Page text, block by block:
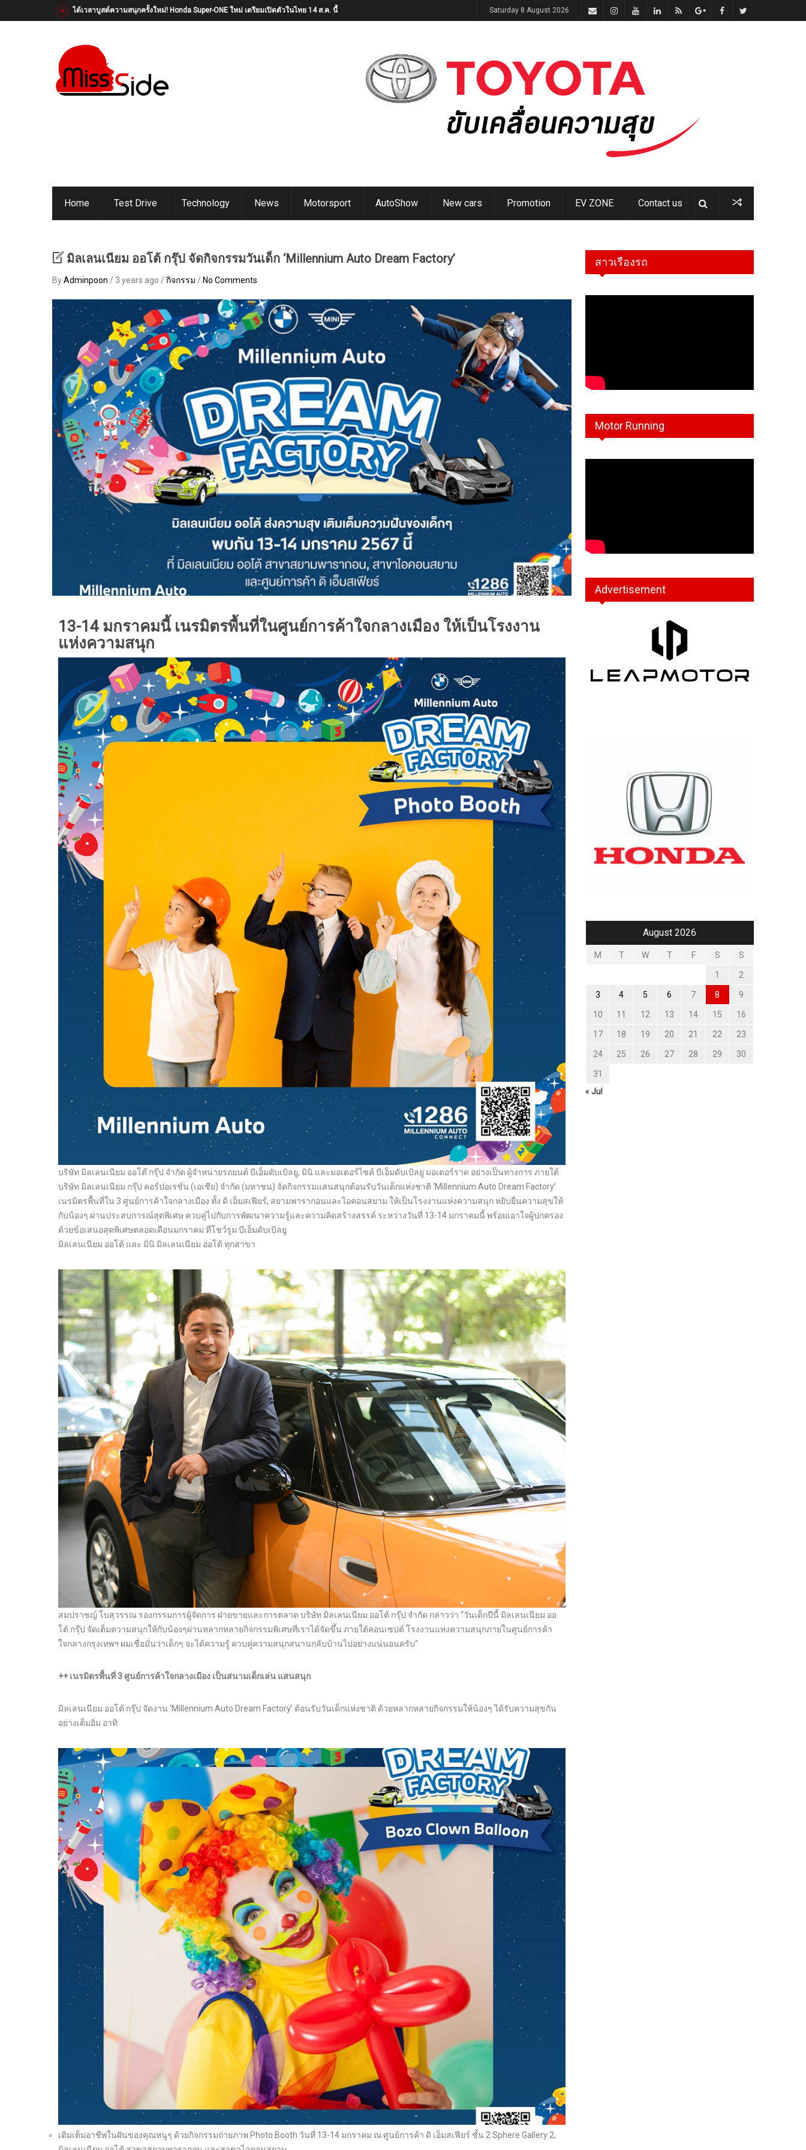
GWM เปิดตัว “MY WEY” คอมมูนิตี้เอกสิทธิ์สำหรับเจ้าของ WEY G9 Saturday 8 August 2026
Home Test Drive Technology News Motorsport AutoShow New cars Promotion EV ZONE Contact us
มิลเลนเนียม ออโต้ กรุ๊ป จัดกิจกรรมวันเด็ก ‘Millennium Auto Dream Factory’
ByAdminpoon / 3 years ago /กิจกรรม / No Comments
13-14 มกราคมนี้ เนรมิตรพื้นที่ในศูนย์การค้าใจกลางเมือง ให้เป็นโรงงาน
แห่งความสนุก
บริษัท มิลเลนเนียม ออโต๊ กรุ๊ป จำกัด ผู้จำหน่ายรถยนต์ บีเอ็มดับเบิลยู, มินิ และมอเตอร์ไซค์ บีเอ็มดับเบิลยู มอเตอร์ราด อย่างเป็นทางการ ภายใต้
บริษัท มิลเลนเนียม กรุ๊ป คอร์ปอเรชั่น (เอเชีย) จำกัด (มหาชน) จัดกิจกรรมแสนสนุกต้อนรับวันเด็กแห่งชาติ ‘Millennium Auto Dream Factory’
เนรมิตรพื้นที่ใน 3 ศูนย์การค้าใจกลางเมือง ทั้ง ดิ เอ็มสเฟียร์, สยามพารากอนและไอคอนสยาม ให้เป็นโรงงานแห่งความสนุก หยิบยื่นความสุขให้
กับน้องๆ ผ่านประสบการณ์สุดพิเศษ ควบคู่ไปกับการพัฒนาความรู้และความคิดสร้างสรรค์ ระหว่างวันที่ 13-14 มกราคมนี้ พร้อมเอาใจผู้ปกครอง
ด้วยข้อเสนอสุดพิเศษตลอดเดือนมกราคม ที่โชว์รูม บีเอ็มดับเบิลยู
มิลเลนเนียม ออโต้ และ มินิ มิลเลนเนียม ออโต้ ทุกสาขา
สมปราชญ์ โบสุวรรณ รองกรรมการผู้จัดการ ฝ่ายขายและการตลาด บริษัท มิลเลนเนียม ออโต้ กรุ๊ป จำกัด กล่าวว่า “วันเด็กปีนี้ มิลเลนเนียม ออ
โต้ กรุ๊ป จัดเต็มความสนุกให้กับน้องๆผ่านหลากหลายกิจกรรมพิเศษที่เราได้จัดขึ้น ภายใต้คอนเซปต์ โรงงานแห่งความสนุกภายในศูนย์การค้า
ใจกลางกรุงเทพฯ ผมเชื่อมั่นว่าเด็กๆ จะได้ความรู้ ควบคู่ความสนุกสนานกลับบ้านไปอย่างแน่นอนครับ”
++ เนรมิตรพื้นที่ 3 ศูนย์การค้าใจกลางเมือง เป็นสนามเด็กเล่น แสนสนุก
มิลเลนเนียม ออโต้ กรุ๊ป จัดงาน ‘Millennium Auto Dream Factory’ ต้อนรับวันเด็กแห่งชาติ ด้วยหลากหลายกิจกรรมให้น้องๆ ได้รับความสุขกัน
อย่างเต็มอิ่ม อาทิ
เติมเต็มอาชีพในฝันของคุณหนูๆ ด้วยกิจกรรมถ่ายภาพ Photo Booth วันที่ 13-14 มกราคม ณ ศูนย์การค้า ดิ เอ็มสเฟียร์ ชั้น 2 Sphere Gallery 2,
สาวเรืองรถ
Motor Running
Advertisement
August 2026
M T W T F S S
1 2
3 4 5 6 7 8 9
10 11 12 13 14 15 16
17 18 19 20 21 22 23
24 25 26 27 28 29 30
31
« Jul